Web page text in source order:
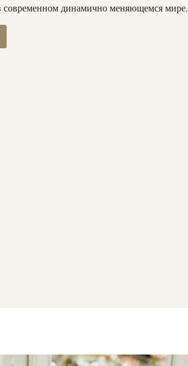
современном динамично меняющемся мире.